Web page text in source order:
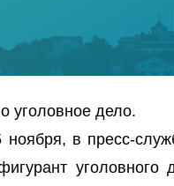
уголовное дело.
ноября, в пресс-